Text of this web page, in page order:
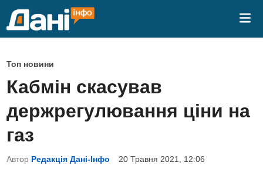
P
o
s
t
e
d
i
Топ новини
Кабмін скасував
держрегулювання ціни на
газ
Автор Редакція Дані-Інфо 20 Травня 2021, 12:06